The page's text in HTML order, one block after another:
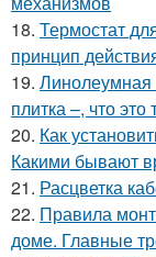
18. Термостат
принцип
19. Линолеумная
плитка –, что это
20. Как
Какими бывают
21. Расцветка
22. Правила
доме. Главные